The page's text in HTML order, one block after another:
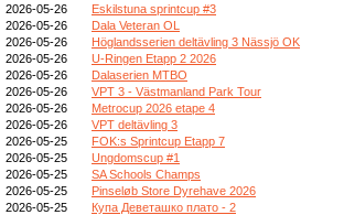
2026-05-26
Eskilstuna sprintcup #3
2026-05-26
Dala Veteran OL
2026-05-26
Höglandsserien deltävling 3 Nässjö OK
2026-05-26
U-Ringen Etapp 2 2026
2026-05-26
Dalaserien MTBO
2026-05-26
VPT 3 - Västmanland Park Tour
2026-05-26
Metrocup 2026 etape 4
2026-05-26
VPT deltävling 3
2026-05-25
FOK:s Sprintcup Etapp 7
2026-05-25
Ungdomscup #1
2026-05-25
SA Schools Champs
2026-05-25
Pinseløb Store Dyrehave 2026
2026-05-25
Купа Деветашко плато - 2